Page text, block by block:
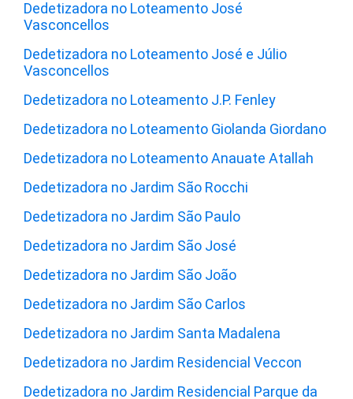
Dedetizadora no Loteamento José
Vasconcellos
Dedetizadora no Loteamento José e Júlio
Vasconcellos
Dedetizadora no Loteamento J.P. Fenley
Dedetizadora no Loteamento Giolanda Giordano
Dedetizadora no Loteamento Anauate Atallah
Dedetizadora no Jardim São Rocchi
Dedetizadora no Jardim São Paulo
Dedetizadora no Jardim São José
Dedetizadora no Jardim São João
Dedetizadora no Jardim São Carlos
Dedetizadora no Jardim Santa Madalena
Dedetizadora no Jardim Residencial Veccon
Dedetizadora no Jardim Residencial Parque da